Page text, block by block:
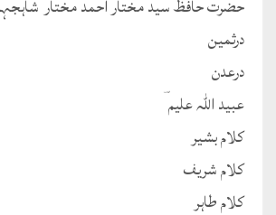
حضرت حافظ سید مختار احمد مختار
درثمین
درعدن
عبید اللہ علیم ؔ
کلام بشیر
کلام شریف
کلام طاہر